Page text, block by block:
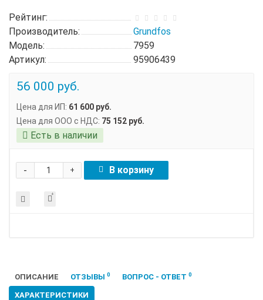
Рейтинг:
Производитель:
Grundfos
Модель:
7959
Артикул:
95906439
56 000 руб.
Цена для ИП: 61 600 руб.
Цена для ООО с НДС: 75 152 руб.
Есть в наличии
+
- В корзину
ОПИСАНИЕ ОТЗЫВЫ 0 ВОПРОС - ОТВЕТ 0
ХАРАКТЕРИСТИКИ